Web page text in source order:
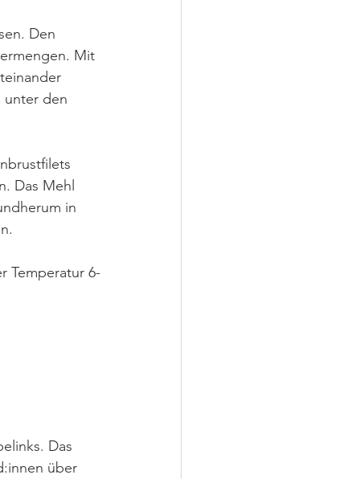
Den
Mit
unter den
Das Mehl
in
Temperatur 6-
Das
über